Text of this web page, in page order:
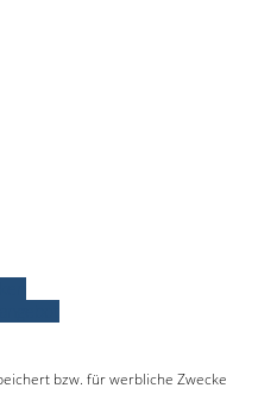
bzw. für werbliche Zwecke